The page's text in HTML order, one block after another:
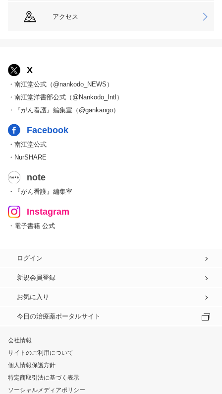
アクセス
X
・南江堂公式（@nankodo_NEWS）
・南江堂洋書部公式（@Nankodo_Intl）
・『がん看護』編集室（@gankango）
Facebook
・南江堂公式
・NurSHARE
note
・『がん看護』編集室
Instagram
・電子書籍 公式
ログイン
新規会員登録
お気に入り
今日の治療薬ポータルサイト
会社情報
サイトのご利用について
個人情報保護方針
特定商取引法に基づく表示
ソーシャルメディアポリシー